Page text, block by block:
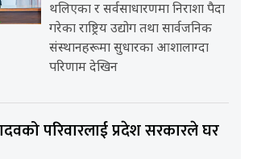
थलिएका र सर्वसाधारणमा निराशा पैदा
गरेका राष्ट्रिय उद्योग तथा सार्वजनिक
संस्थानहरूमा सुधारका आशालाग्दा
परिणाम देखिन
परिवारलाई प्रदेश सरकारले घर